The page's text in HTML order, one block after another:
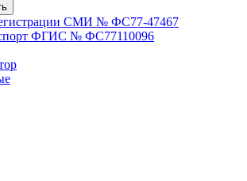
СМИ № ФС77-47467
ФГИС № ФС77110096